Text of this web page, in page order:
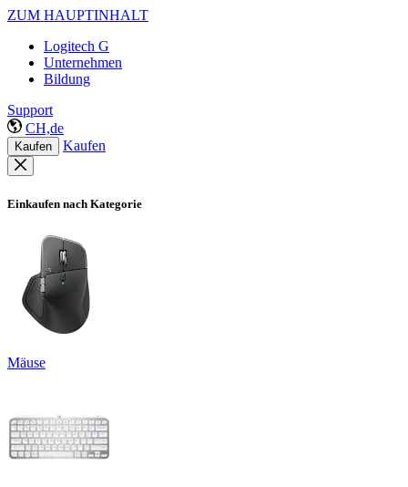
ZUM HAUPTINHALT
Logitech G
Unternehmen
Bildung
Support
CH,de
Kaufen Kaufen
Einkaufen nach Kategorie
Mäuse